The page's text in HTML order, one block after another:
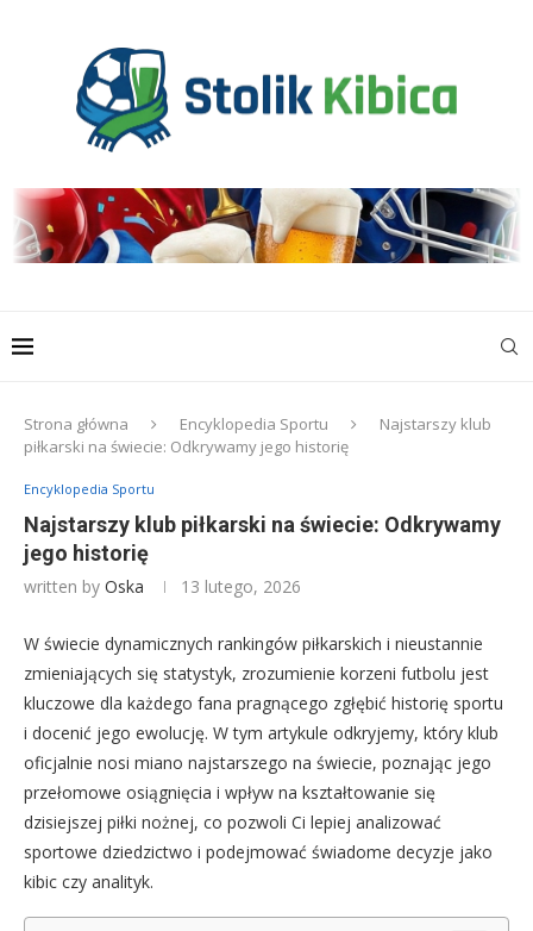
Strona główna Encyklopedia Sportu
Najstarszy klub
piłkarski na świecie: Odkrywamy jego historię
Encyklopedia Sportu
Najstarszy klub piłkarski na świecie: Odkrywamy
jego historię
written by Oska 13 lutego, 2026
W świecie dynamicznych rankingów piłkarskich i nieustannie
zmieniających się statystyk, zrozumienie korzeni futbolu jest
kluczowe dla każdego fana pragnącego zgłębić historię sportu
i docenić jego ewolucję. W tym artykule odkryjemy, który klub
oficjalnie nosi miano najstarszego na świecie, poznając jego
przełomowe osiągnięcia i wpływ na kształtowanie się
dzisiejszej piłki nożnej, co pozwoli Ci lepiej analizować
sportowe dziedzictwo i podejmować świadome decyzje jako
kibic czy analityk.